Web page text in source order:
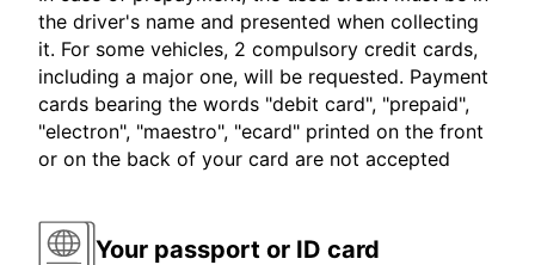
the driver's name and presented when collecting
it. For some vehicles, 2 compulsory credit cards,
including a major one, will be requested. Payment
cards bearing the words "debit card", "prepaid",
"electron", "maestro", "ecard" printed on the front
or on the back of your card are not accepted
Your passport or ID card